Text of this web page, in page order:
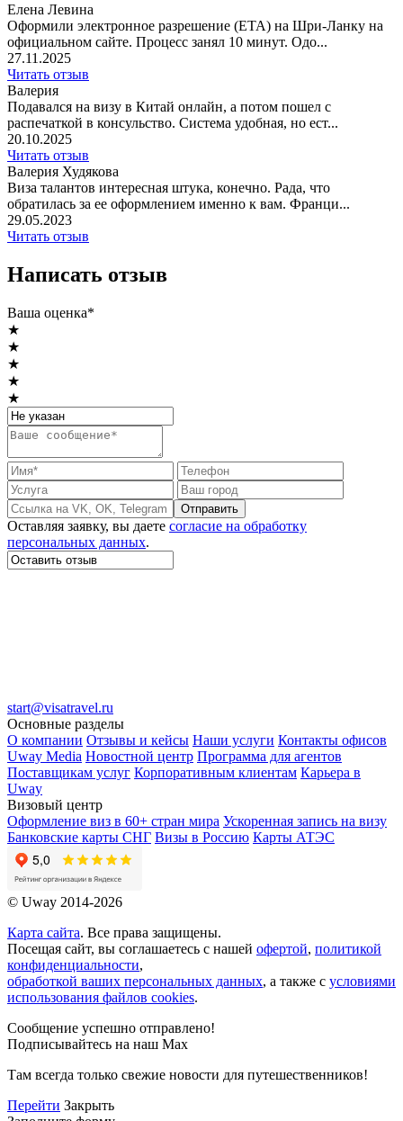
Елена Левина
Оформили электронное разрешение (ETA) на Шри-Ланку на
официальном сайте. Процесс занял 10 минут. Одо...
27.11.2025
Читать отзыв
Валерия
Подавался на визу в Китай онлайн, а потом пошел с
распечаткой в консульство. Система удобная, но ест...
20.10.2025
Читать отзыв
Валерия Худякова
Виза талантов интересная штука, конечно. Рада, что
обратилась за ее оформлением именно к вам. Франци...
29.05.2023
Читать отзыв
Написать отзыв
Ваша оценка*
★
★
★
★
★
Отправить
Оставляя заявку, вы даете согласие на обработку
персональных данных.
start@visatravel.ru
Основные разделы
О компании Отзывы и кейсы Наши услуги Контакты офисов
Uway Media Новостной центр Программа для агентов
Поставщикам услуг Корпоративным клиентам Карьера в
Uway
Визовый центр
Оформление виз в 60+ стран мира Ускоренная запись на визу
Банковские карты СНГ Визы в Россию Карты АТЭС
© Uway 2014-2026
Карта сайта. Все права защищены.
Посещая сайт, вы соглашаетесь с нашей офертой, политикой
конфиденциальности,
обработкой ваших персональных данных, а также с условиями
использования файлов cookies.
Сообщение успешно отправлено!
Подписывайтесь на наш Max
Там всегда только свежие новости для путешественников!
Перейти Закрыть